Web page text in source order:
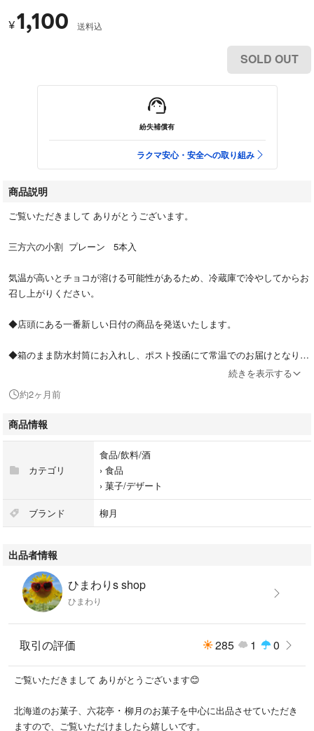
¥1,100 送料込
SOLD OUT
紛失補償有
ラクマ安心・安全への取り組み
商品説明
ご覧いただきまして ありがとうございます。
三方六の小割 プレーン 5本入
気温が高いとチョコが溶ける可能性があるため、冷蔵庫で冷やしてからお
召し上がりください。
◆店頭にある一番新しい日付の商品を発送いたします。
◆箱のまま防水封筒にお入れし、ポスト投函にて常温でのお届けとなりま
◆発送中の割れや潰れ、気温による溶けなどにご理解いただける方のみ、
宜しくお願い致します。
続きを表示する
約2ヶ月前
商品情報
カテゴリ
食品/飲料/酒
› 食品
› 菓子/デザート
ブランド 柳月
出品者情報
ひまわりs shop
ひまわり
取引の評価 285 1 0
ご覧いただきまして ありがとうございます😊
北海道のお菓子、六花亭 ･ 柳月のお菓子を中心に出品させていただき
ますので、ご覧いただけましたら嬉しいです。